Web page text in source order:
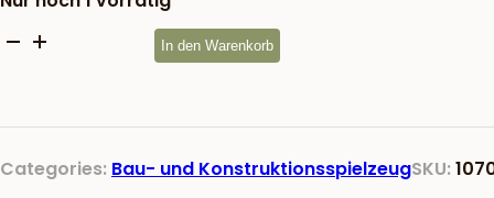
Visitenkartenetui
Box
In den Warenkorb
Categories: Bau- und KonstruktionsspielzeugSKU: